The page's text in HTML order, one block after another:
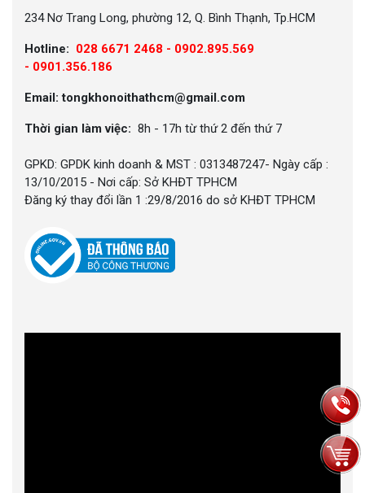
234 Nơ Trang Long, phường 12, Q. Bình Thạnh, Tp.HCM
Hotline: 028 6671 2468 - 0902.895.569
- 0901.356.186
Email: tongkhonoithathcm@gmail.com
Thời gian làm việc: 8h - 17h từ thứ 2 đến thứ 7
GPKD: GPDK kinh doanh & MST : 0313487247- Ngày cấp :
13/10/2015 - Nơi cấp: Sở KHĐT TPHCM
Đăng ký thay đổi lần 1 :29/8/2016 do sở KHĐT TPHCM